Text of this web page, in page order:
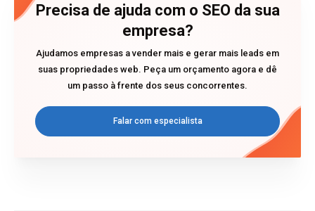
Precisa de ajuda com o SEO da sua
empresa?
Ajudamos empresas a vender mais e gerar mais leads em
suas propriedades web. Peça um orçamento agora e dê
um passo à frente dos seus concorrentes.
Falar com especialista